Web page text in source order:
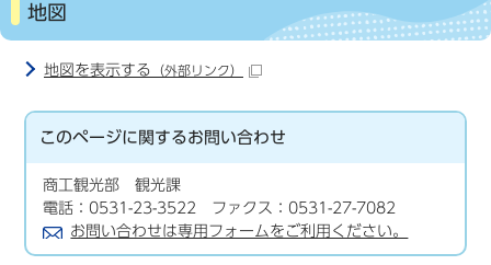
地図
地図を表示する （外部リンク）
このページに関するお問い合わせ
商工観光部 観光課
電話：0531-23-3522 ファクス：0531-27-7082
お問い合わせは専用フォームをご利用ください。